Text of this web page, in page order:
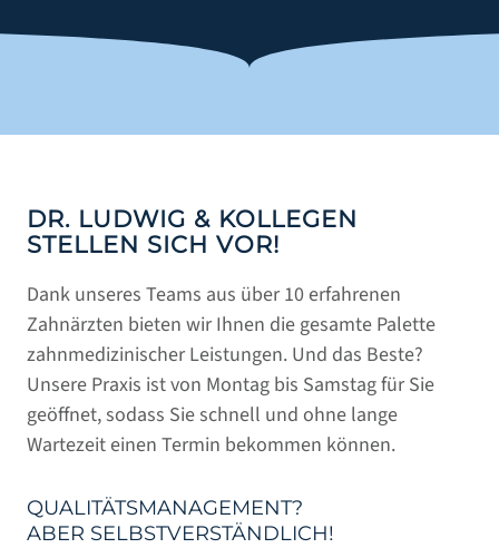
START
PRAXIS
DR. LUDWIG & KOLLEGEN
STELLEN SICH VOR!
Dank unseres Teams aus über 10 erfahrenen
Zahnärzten bieten wir Ihnen die gesamte Palette
zahnmedizinischer Leistungen. Und das Beste?
Unsere Praxis ist von Montag bis Samstag für Sie
geöffnet, sodass Sie schnell und ohne lange
Wartezeit einen Termin bekommen können.
QUALITÄTSMANAGEMENT?
ABER SELBSTVERSTÄNDLICH!